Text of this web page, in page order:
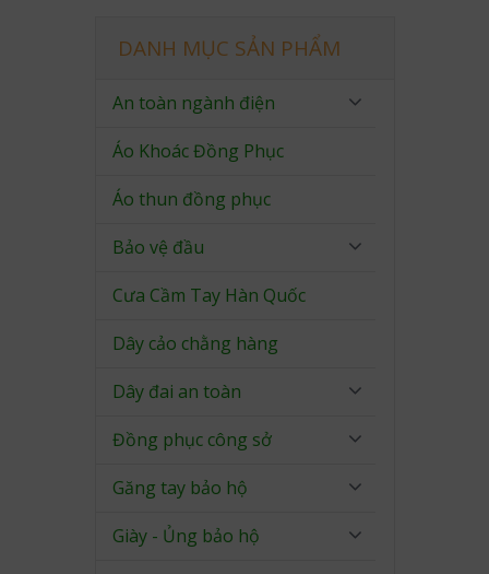
DANH MỤC SẢN PHẨM
An toàn ngành điện
Áo Khoác Đồng Phục
Áo thun đồng phục
Bảo vệ đầu
Cưa Cầm Tay Hàn Quốc
Dây cảo chằng hàng
Dây đai an toàn
Đồng phục công sở
Găng tay bảo hộ
Giày - Ủng bảo hộ